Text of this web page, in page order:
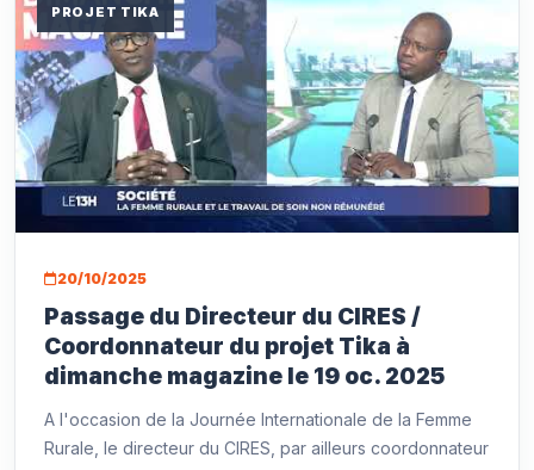
PROJET TIKA
20/10/2025
Passage du Directeur du CIRES /
Coordonnateur du projet Tika à
dimanche magazine le 19 oc. 2025
A l'occasion de la Journée Internationale de la Femme
Rurale, le directeur du CIRES, par ailleurs coordonnateur